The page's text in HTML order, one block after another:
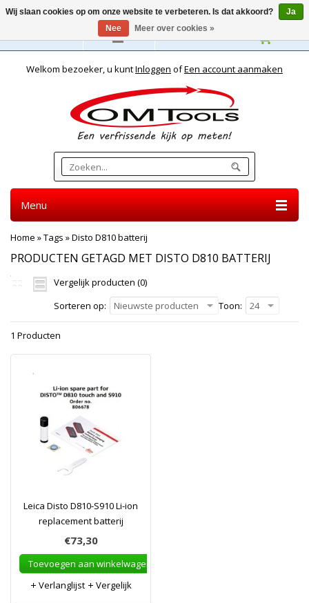
Nederlands
Welkom bezoeker, u kuntInloggen ofEen account aanmaken
Menu
Home »Tags »Disto D810 batterij
PRODUCTEN GETAGD MET DISTO D810 BATTERIJ
Vergelijk producten (0)
Sorteren op:
Nieuwste producten Toon: 24
1 Producten
Leica Disto D810-S910 Li-ion
replacement batterij
€73,30
Toevoegen aan winkelwagen
Verlanglijst
Vergelijk
Wij slaan cookies op om onze website te verbeteren. Is dat akkoord?
Ja
Nee
Meer over cookies »